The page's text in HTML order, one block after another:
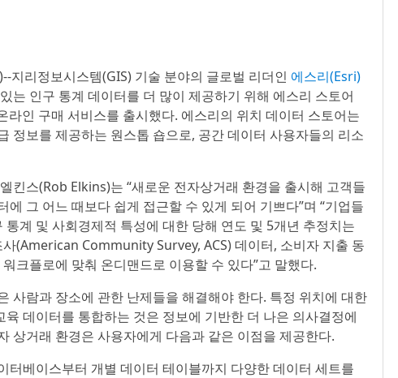
)--지리정보시스템(GIS) 기술 분야의 글로벌 리더인 에스리(Esri)
는 인구 통계 데이터를 더 많이 제공하기 위해 에스리 스토어
인 구매 서비스를 출시했다. 에스리의 위치 데이터 스토어는
정보를 제공하는 원스톱 숍으로, 공간 데이터 사용자들의 리소
킨스(Rob Elkins)는 “새로운 전자상거래 환경을 출시해 고객들
에 그 어느 때보다 쉽게 접근할 수 있게 되어 기쁘다”며 “기업들
계 및 사회경제적 특성에 대한 당해 연도 및 5개년 추정치는
(American Community Survey, ACS) 데이터, 소비자 지출 동
크플로에 맞춰 온디맨드로 이용할 수 있다”고 말했다.
사람과 장소에 관한 난제들을 해결해야 한다. 특정 위치에 대한
데이터를 통합하는 것은 정보에 기반한 더 나은 의사결정에
상거래 환경은 사용자에게 다음과 같은 이점을 제공한다.
터베이스부터 개별 데이터 테이블까지 다양한 데이터 세트를